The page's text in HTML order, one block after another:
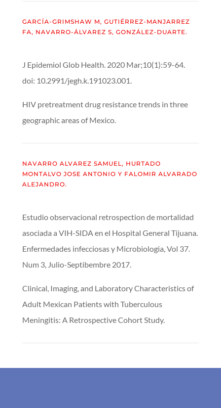
GARCÍA-GRIMSHAW M, GUTIÉRREZ-MANJARREZ
FA, NAVARRO-ÁLVAREZ S, GONZÁLEZ-DUARTE.
J Epidemiol Glob Health. 2020 Mar;10(1):59-64.
doi: 10.2991/jegh.k.191023.001.
HIV pretreatment drug resistance trends in three
geographic areas of Mexico.
NAVARRO ALVAREZ SAMUEL, HURTADO
MONTALVO JOSE ANTONIO Y FALOMIR ALVARADO
ALEJANDRO.
Estudio observacional retrospection de mortalidad
asociada a VIH-SIDA en el Hospital General Tijuana.
Enfermedades infecciosas y Microbiologia, Vol 37.
Num 3, Julio-Septibembre 2017.
Clinical, Imaging, and Laboratory Characteristics of
Adult Mexican Patients with Tuberculous
Meningitis: A Retrospective Cohort Study.